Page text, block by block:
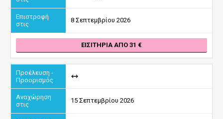
8 Σεπτεμβρίου 2026
ΕΙΣΙΤΉΡΙΑ ΑΠΌ 31
15 Σεπτεμβρίου 2026